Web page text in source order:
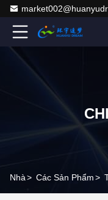
Nhà> Các Sản Phẩm>